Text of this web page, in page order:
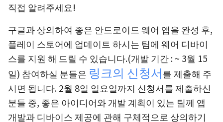
직접 알려주세요!
구글과 상의하여 좋은 안드로이드 웨어 앱을 완성 후,
플레이 스토어에 업데이트 하시는 팀에 웨어 디바이
스를 지원 해 드릴 수 있습니다.(개발 기간 : ~ 3월 15
일) 참여하실 분들은 링크의 신청서를 제출해 주
시면 됩니다. 2월 8일 일요일까지 신청서를 제출하신
분들 중, 좋은 아이디어와 개발 계획이 있는 팀께 앱
개발과 디바이스 제공에 관해 구체적으로 상의하기